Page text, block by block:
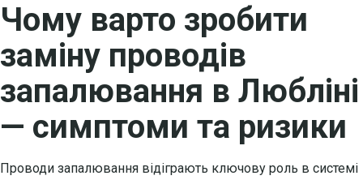
Чому варто зробити
заміну проводів
запалювання в Любліні
— симптоми та ризики
Проводи запалювання відіграють ключову роль в системі